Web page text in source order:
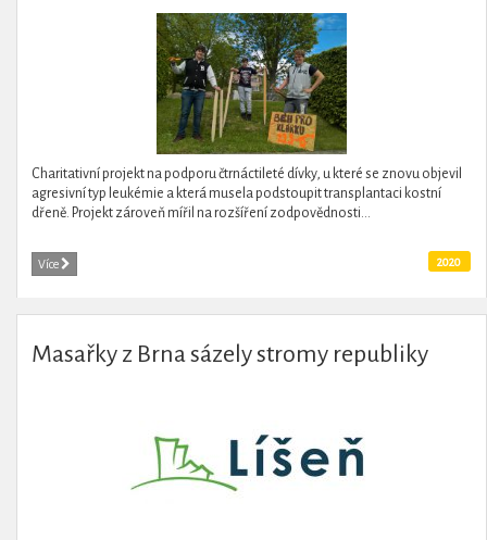
Charitativní projekt na podporu čtrnáctileté dívky, u které se znovu objevil
agresivní typ leukémie a která musela podstoupit transplantaci kostní
dřeně. Projekt zároveň mířil na rozšíření zodpovědnosti...
Více 2020
Masařky z Brna sázely stromy republiky